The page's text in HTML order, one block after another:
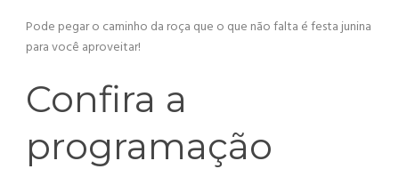
Pode pegar o caminho da roça que o que não falta é festa junina
para você aproveitar!
Confira a
programação